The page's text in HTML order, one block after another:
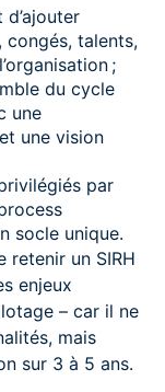
congés, talents,
;
du cycle
une
une vision
par
socle unique.
retenir un SIRH
enjeux
– car il ne
mais
sur 3 à 5 ans.